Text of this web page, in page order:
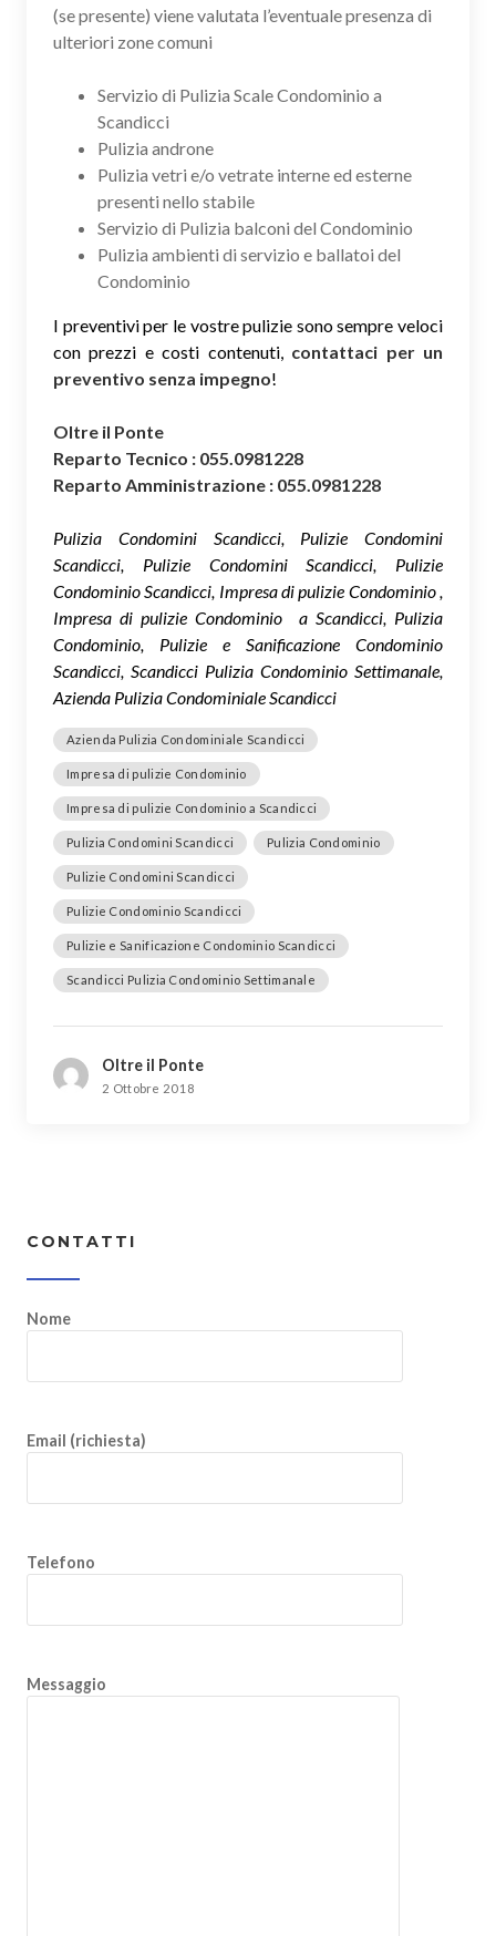
(se presente) viene valutata l’eventuale presenza di
ulteriori zone comuni
Servizio di Pulizia Scale Condominio a
Scandicci
Pulizia androne
Pulizia vetri e/o vetrate interne ed esterne
presenti nello stabile
Servizio di Pulizia balconi del Condominio
Pulizia ambienti di servizio e ballatoi del
Condominio
I preventivi per le vostre pulizie sono sempre veloci
con prezzi e costi contenuti, contattaci per un
preventivo senza impegno!
Oltre il Ponte
Reparto Tecnico : 055.0981228
Reparto Amministrazione : 055.0981228
Pulizia Condomini Scandicci, Pulizie Condomini
Scandicci, Pulizie Condomini Scandicci, Pulizie
Condominio Scandicci, Impresa di pulizie Condominio ,
Impresa di pulizie Condominio a Scandicci, Pulizia
Condominio, Pulizie e Sanificazione Condominio
Scandicci, Scandicci Pulizia Condominio Settimanale,
Azienda Pulizia Condominiale Scandicci
Azienda Pulizia Condominiale Scandicci
Impresa di pulizie Condominio
Impresa di pulizie Condominio a Scandicci
Pulizia Condomini Scandicci Pulizia Condominio
Pulizie Condomini Scandicci
Pulizie Condominio Scandicci
Pulizie e Sanificazione Condominio Scandicci
Scandicci Pulizia Condominio Settimanale
Oltre il Ponte
2 Ottobre 2018
CONTATTI
Nome
Email (richiesta)
Telefono
Messaggio